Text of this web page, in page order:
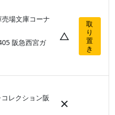
場文庫コーナ
阪急西宮ガ
△
取
り
置
き
レクション阪
×